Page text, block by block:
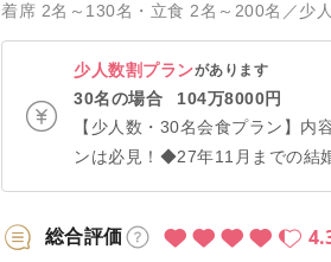
着席 2名～130名・立食 2名～200名／少
少人数割プランがあります
30名の場合
104万8000円
【少人数・30名会食プラン】内
ンは必見！◆27年11月までの結
総合評価